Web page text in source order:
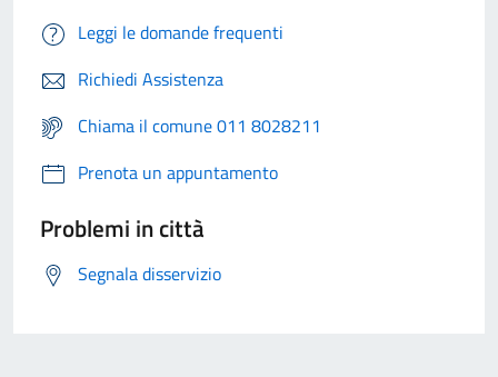
Leggi le domande frequenti
Richiedi Assistenza
Chiama il comune 011 8028211
Prenota un appuntamento
Problemi in città
Segnala disservizio